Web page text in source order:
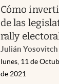
Cómo
de las
rally
Julián Yosovitch
lunes, 11 de
de 2021